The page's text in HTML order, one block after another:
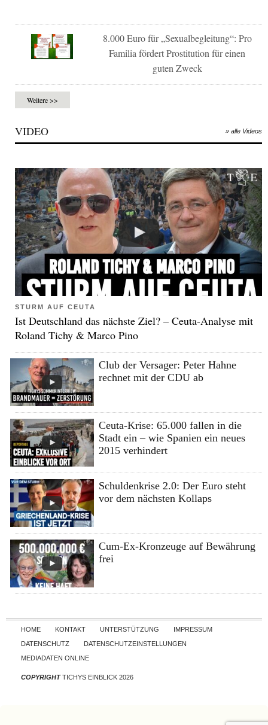
8.000 Euro für „Sexualbegleitung“: Pro
Familia fördert Prostitution für einen
guten Zweck
Weitere >>
VIDEO » alle Videos
STURM AUF CEUTA
Ist Deutschland das nächste Ziel? – Ceuta-Analyse mit
Roland Tichy & Marco Pino
Club der Versager: Peter Hahne
rechnet mit der CDU ab
Ceuta-Krise: 65.000 fallen in die
Stadt ein – wie Spanien ein neues
2015 verhindert
Schuldenkrise 2.0: Der Euro steht
vor dem nächsten Kollaps
Cum-Ex-Kronzeuge auf Bewährung
frei
Skip to content
HOME KONTAKT UNTERSTÜTZUNG
IMPRESSUM
DATENSCHUTZ
DATENSCHUTZEINSTELLUNGEN
MEDIADATEN ONLINE
COPYRIGHTTICHYS EINBLICK 2026